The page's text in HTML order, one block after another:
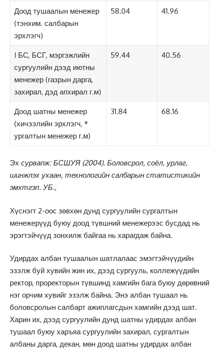
Доод тушаалын менежер
(тэнхим. салбарын
эрхлэгч)
58.04 41.96
I БС, БСГ, мэргэжлийн
сургуулийн дээд иютны
менежер (газрын дарга,
захирал, дэд апхирал г.м)
59.44 40.56
Доод шатны менежер
(хичээлийн эрхлэгч, *
ургалтын менежер г.м)
31.84 68.16
Эх сурвапж: БСШУЯ (2004). Боловсрол, соёл, урлаг,
шинжлэх ухаан, технологийн салбарын статистикийн
эмхтгэп. УБ.,
Хүснэгт 2-оос зөвхөн дунд сургуулийн сургалтын
менежерүүд буюу доод түвшний менежерээс бусдад нь
эрэгтэйчүүд зонхилж байгаа нь харагдаж байна.
Удирдах албан тушаалын шатлалаас эмэгтэйчүүдийн
эзэлж буй хувийн жин их, дээд сургууль, коллежүүдийн
ректор, проректорын түвшинд хамгийн бага буюу дөрөвний
нэг орчим хувийг эзэлж байна. Энэ албан тушаал нь
боловсролын салбарт ажиплагсдын хамгийн дээд шат.
Харин их, дээд сургуулийн дунд шатны удирдах албан
тушаал буюу харъяа сургуулийн захирал, сургалтын
албаны дарга, декан, мөн доод шатны удирдах албан